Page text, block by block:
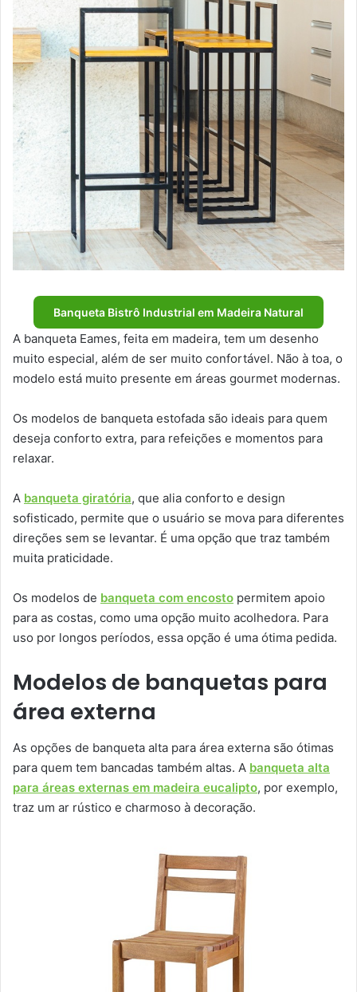
Banqueta Bistrô Industrial em Madeira Natural
A banqueta Eames, feita em madeira, tem um desenho
muito especial, além de ser muito confortável. Não à toa, o
modelo está muito presente em áreas gourmet modernas.
Os modelos de banqueta estofada são ideais para quem
deseja conforto extra, para refeições e momentos para
relaxar.
A banqueta giratória, que alia conforto e design
sofisticado, permite que o usuário se mova para diferentes
direções sem se levantar. É uma opção que traz também
muita praticidade.
Os modelos de banqueta com encosto permitem apoio
para as costas, como uma opção muito acolhedora. Para
uso por longos períodos, essa opção é uma ótima pedida.
Modelos de banquetas para
área externa
As opções de banqueta alta para área externa são ótimas
para quem tem bancadas também altas. A banqueta alta
para áreas externas em madeira eucalipto, por exemplo,
traz um ar rústico e charmoso à decoração.